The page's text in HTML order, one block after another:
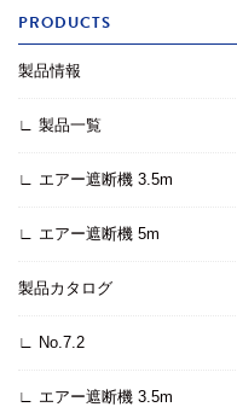
PRODUCTS
製品情報
∟ 製品一覧
∟ エアー遮断機 3.5m
∟ エアー遮断機 5m
製品カタログ
∟ No.7.2
∟ エアー遮断機 3.5m